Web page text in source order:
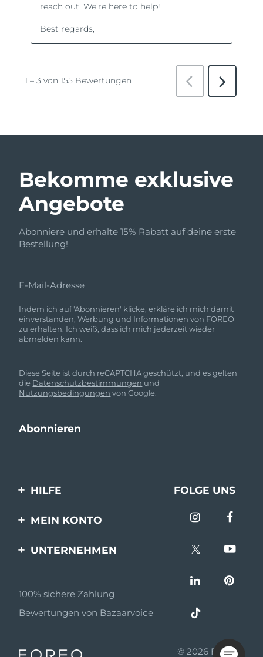
Bekomme exklusive
Angebote
Abonniere und erhalte 15% Rabatt auf deine erste
Bestellung!
E-Mail-Adresse
Indem ich auf 'Abonnieren' klicke, erkläre ich mich damit
einverstanden, Werbung und Informationen von FOREO
zu erhalten. Ich weiß, dass ich mich jederzeit wieder
abmelden kann.
Diese Seite ist durch reCAPTCHA geschützt, und es gelten
die Datenschutzbestimmungen und
Nutzungsbedingungen von Google.
HILFE
Kontaktiere uns
FOLGE UNS
MEIN KONTO
UNTERNEHMEN
Partnerprogramm
Partner Nachrichten
100% sichere Zahlung
Bewertungen von Bazaarvoice
© 2026 FOREO